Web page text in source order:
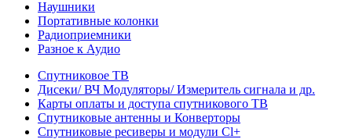
Наушники
Портативные колонки
Радиоприемники
Разное к Аудио
Спутниковое ТВ
Дисеки/ ВЧ Модуляторы/ Измеритель сигнала и др.
Карты оплаты и доступа спутникового ТВ
Спутниковые антенны и Конверторы
Спутниковые ресиверы и модули Cl+